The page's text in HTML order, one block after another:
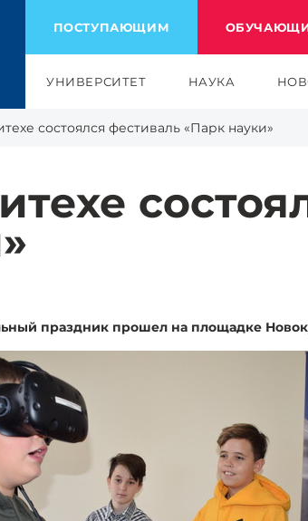
ПОСТУПАЮЩИМ
УНИВЕРСИТЕТ НАУКА
состоялся фестиваль «Парк науки»
праздник прошел на площадке